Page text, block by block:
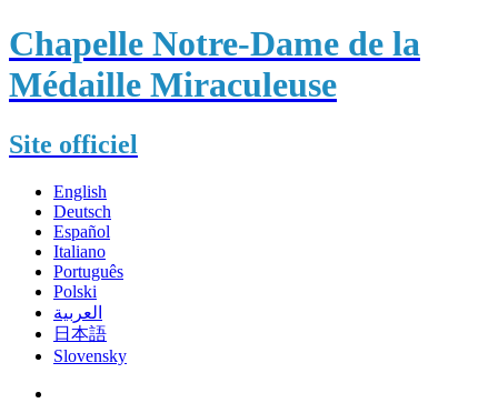
Chapelle Notre-Dame de la
Médaille Miraculeuse
Site officiel
English
Deutsch
Español
Italiano
Português
Polski
العربية
日本語
Slovensky